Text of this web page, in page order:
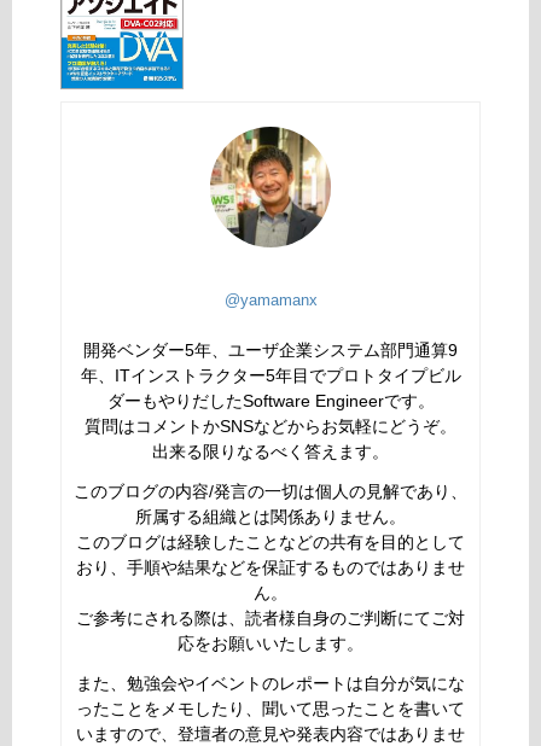
@yamamanx
開発ベンダー5年、ユーザ企業システム部門通算9
年、ITインストラクター5年目でプロトタイプビル
ダーもやりだしたSoftware Engineerです。
質問はコメントかSNSなどからお気軽にどうぞ。
出来る限りなるべく答えます。
このブログの内容/発言の一切は個人の見解であり、
所属する組織とは関係ありません。
このブログは経験したことなどの共有を目的として
おり、手順や結果などを保証するものではありませ
ん。
ご参考にされる際は、読者様自身のご判断にてご対
応をお願いいたします。
また、勉強会やイベントのレポートは自分が気にな
ったことをメモしたり、聞いて思ったことを書いて
いますので、登壇者の意見や発表内容ではありませ